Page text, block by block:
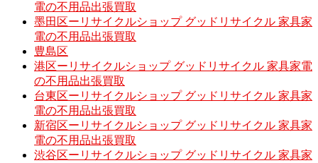
電の不用品出張買取
墨田区ーリサイクルショップ グッドリサイクル 家具家
電の不用品出張買取
豊島区
港区ーリサイクルショップ グッドリサイクル 家具家電
の不用品出張買取
台東区ーリサイクルショップ グッドリサイクル 家具家
電の不用品出張買取
新宿区ーリサイクルショップ グッドリサイクル 家具家
電の不用品出張買取
渋谷区ーリサイクルショップ グッドリサイクル 家具家